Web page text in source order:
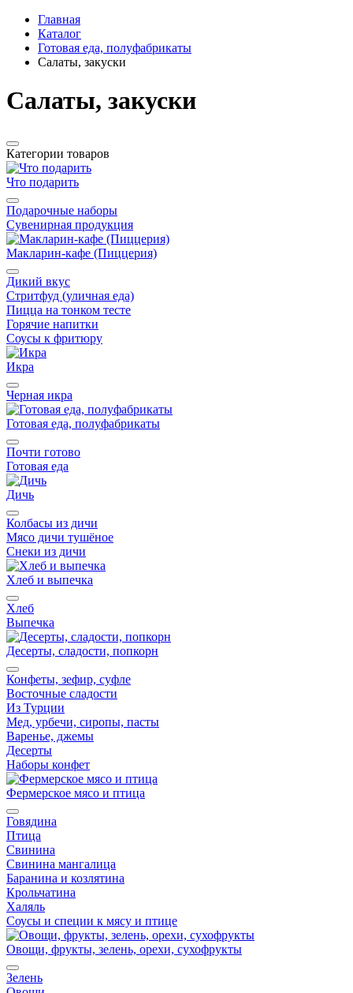
Главная
Каталог
Готовая еда, полуфабрикаты
Салаты, закуски
Салаты, закуски
Категории товаров
Что подарить
Подарочные наборы
Сувенирная продукция
Макларин-кафе (Пиццерия)
Дикий вкус
Стритфуд (уличная еда)
Пицца на тонком тесте
Горячие напитки
Соусы к фритюру
Икра
Черная икра
Готовая еда, полуфабрикаты
Почти готово
Готовая еда
Дичь
Колбасы из дичи
Мясо дичи тушёное
Снеки из дичи
Хлеб и выпечка
Хлеб
Выпечка
Десерты, сладости, попкорн
Конфеты, зефир, суфле
Восточные сладости
Из Турции
Мед, урбечи, сиропы, пасты
Варенье, джемы
Десерты
Наборы конфет
Фермерское мясо и птица
Говядина
Птица
Свинина
Свинина мангалица
Баранина и козлятина
Крольчатина
Халяль
Соусы и специи к мясу и птице
Овощи, фрукты, зелень, орехи, сухофрукты
Зелень